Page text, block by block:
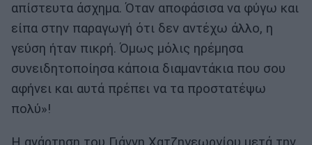
απίστευτα άσχημα. Όταν αποφάσισα να φύγω και
είπα στην παραγωγή ότι δεν αντέχω άλλο, η
γεύση ήταν πικρή. Όμως μόλις ηρέμησα
συνειδητοποίησα κάποια διαμαντάκια που σου
αφήνει και αυτά πρέπει να τα προστατέψω
πολύ»!